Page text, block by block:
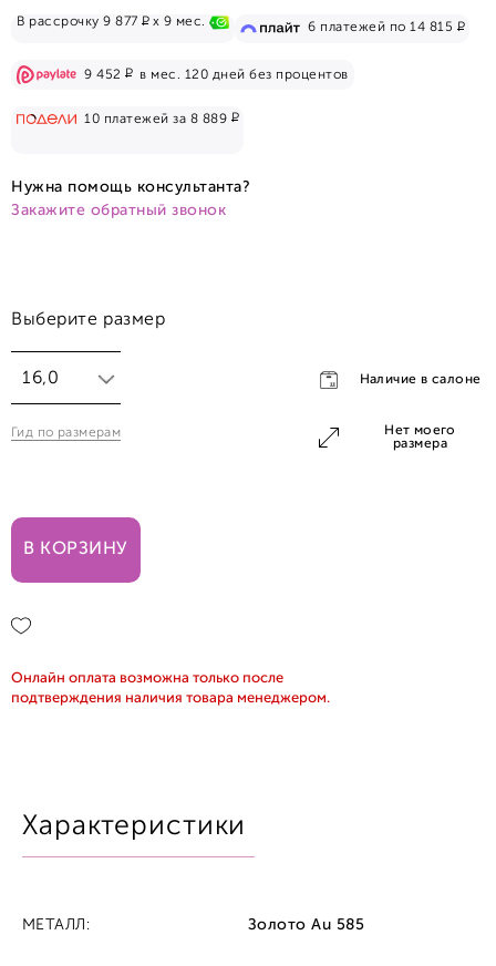
В рассрочку 9 877 Рx 9 мес. 6 платежей по 14 815 Р
9 452 Рв мес. 120 дней без процентов
10 платежей за 8 889 Р
Нужна помощь консультанта?
Закажите обратный звонок
Выберите размер
16,0
16,0
Гид по размерам
Нет моего
размера
Наличие в салоне
В КОРЗИНУ
Онлайн оплата возможна только после
подтверждения наличия товара менеджером.
Характеристики
МЕТАЛЛ: Золото Au 585